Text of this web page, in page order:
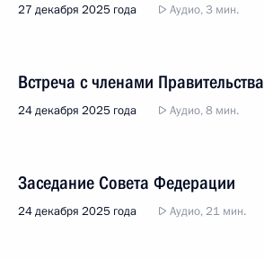
27 декабря 2025 года Аудио, 3 мин.
Встреча с членами Правительства
24 декабря 2025 года Аудио, 8 мин.
Заседание Совета Федерации
24 декабря 2025 года Аудио, 21 мин.